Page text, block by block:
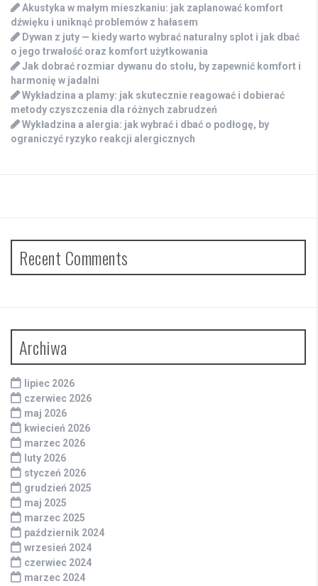
Akustyka w małym mieszkaniu: jak zaplanować komfort
dźwięku i uniknąć problemów z hałasem
Dywan z juty — kiedy warto wybrać naturalny splot i jak dbać
o jego trwałość oraz komfort użytkowania
Jak dobrać rozmiar dywanu do stołu, by zapewnić komfort i
harmonię w jadalni
Wykładzina a plamy: jak skutecznie reagować i dobierać
metody czyszczenia dla różnych zabrudzeń
Wykładzina a alergia: jak wybrać i dbać o podłogę, by
ograniczyć ryzyko reakcji alergicznych
Recent Comments
Archiwa
lipiec 2026
czerwiec 2026
maj 2026
kwiecień 2026
marzec 2026
luty 2026
styczeń 2026
grudzień 2025
maj 2025
marzec 2025
październik 2024
wrzesień 2024
czerwiec 2024
marzec 2024